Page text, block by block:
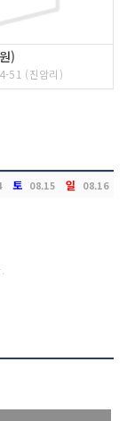
)
51 (진암리)
토 08.15 일 08.16